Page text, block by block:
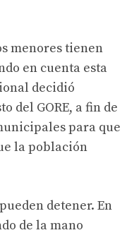
menores tienen
en cuenta esta
decidió
del GORE, a fin de
para que
la población
detener. En
de la mano